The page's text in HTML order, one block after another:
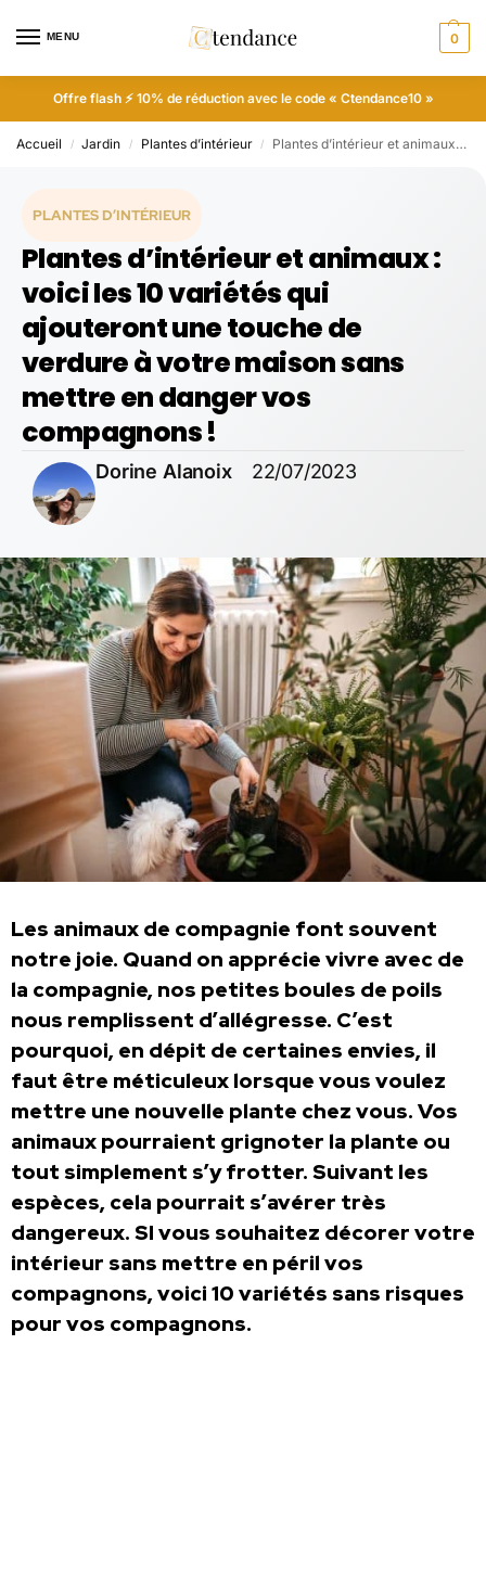
MENU 0
Offre flash ⚡ 10% de réduction avec le code « Ctendance10 »
Accueil / Jardin / Plantes d’intérieur / Plantes d’intérieur et animaux : voici les 10 variétés qui ajouteront une touche de verdure à votre maison sans mettre en danger vos compagnons !
PLANTES D’INTÉRIEUR
Plantes d’intérieur et animaux :
voici les 10 variétés qui
ajouteront une touche de
verdure à votre maison sans
mettre en danger vos
compagnons !
Dorine Alanoix 22/07/2023
Les animaux de compagnie font souvent
notre joie. Quand on apprécie vivre avec de
la compagnie, nos petites boules de poils
nous remplissent d’allégresse. C’est
pourquoi, en dépit de certaines envies, il
faut être méticuleux lorsque vous voulez
mettre une nouvelle plante chez vous. Vos
animaux pourraient grignoter la plante ou
tout simplement s’y frotter. Suivant les
espèces, cela pourrait s’avérer très
dangereux. SI vous souhaitez décorer votre
intérieur sans mettre en péril vos
compagnons, voici 10 variétés sans risques
pour vos compagnons.